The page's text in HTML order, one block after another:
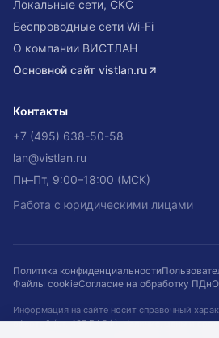
Локальные сети, СКС
Беспроводные сети Wi-Fi
О компании ВИСТЛАН
Основной сайт vistlan.ru
Контакты
+7 (495) 638-50-58
lan@vistlan.ru
Пн–Пт, 9:00–18:00 (МСК)
Работа с юридическими лицами
Политика конфиденциальности
Файлы cookieСогласие на обработку ПДн
Информация на сайте носит справочный
офертой (ст. 437 ГК РФ). Наличие, цены и